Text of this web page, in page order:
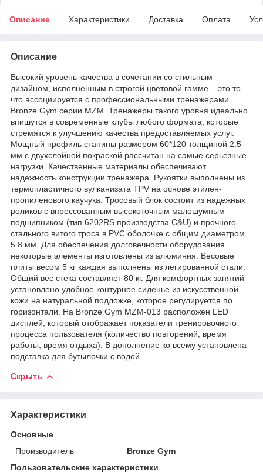
Описание Характеристики Доставка Оплата
Описание
Высокий уровень качества в сочетании со стильным
дизайном, исполненным в строгой цветовой гамме – это то,
что ассоциируется с профессиональными тренажерами
Bronze Gym серии MZM. Тренажеры такого уровня идеально
впишутся в современные клубы любого формата, которые
стремятся к улучшению качества предоставляемых услуг.
Мощный профиль станины размером 60*120 толщиной 2.5
мм с двухслойной покраской рассчитан на самые серьезные
нагрузки. Качественные материалы обеспечивают
надежность конструкции тренажера. Рукоятки выполнены из
термопластичного вулканизата TPV на основе этилен-
пропиленового каучука. Тросовый блок состоит из надежных
роликов с впрессованным высокоточным малошумным
подшипником (тип 6202RS производства С&U) и прочного
стального витого троса в PVC оболочке с общим диаметром
5.8 мм. Для обеспечения долговечности оборудования
некоторые элементы изготовлены из алюминия. Весовые
плиты весом 5 кг каждая выполнены из легированной стали.
Общий вес стека составляет 80 кг. Для комфортных занятий
установлено удобное контурное сиденье из искусственной
кожи на натуральной подложке, которое регулируется по
горизонтали. На Bronze Gym MZM-013 расположен LED
дисплей, который отображает показатели тренировочного
процесса пользователя (количество повторений, время
работы, время отдыха). В дополнение ко всему установлена
подставка для бутылочки с водой.
Скрыть
Характеристики
Основные
Производитель
Bronze Gym
Пользовательские характеристики